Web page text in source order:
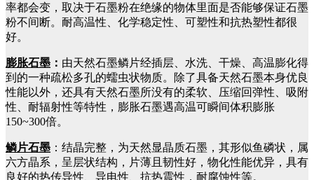
率都会变，取决于石墨粉在绝缘的物体里面是否能够保证石墨
粉不间断。耐高温性、化学稳定性、可塑性和抗热塑性都很
好。
膨胀石墨 ： 由天然石墨鳞片经插层、水洗、干燥、高温膨化得
到的一种疏松多孔的蠕虫状物质。除了具备天然石墨本身优良
性能以外，还具有天然石墨所没有的柔软、压缩回弹性、吸附
性、耐辐射性等特性，膨胀石墨遇高温可瞬间体积膨胀
150~300倍。
鳞片石墨 ：结晶完整，为天然显晶质石墨，其形似鱼磷状，属
六方晶系，呈层状结构，片薄且韧性好，物化性能优异，具有
良好的热传导性、导电性、抗热震性，耐腐蚀性等。